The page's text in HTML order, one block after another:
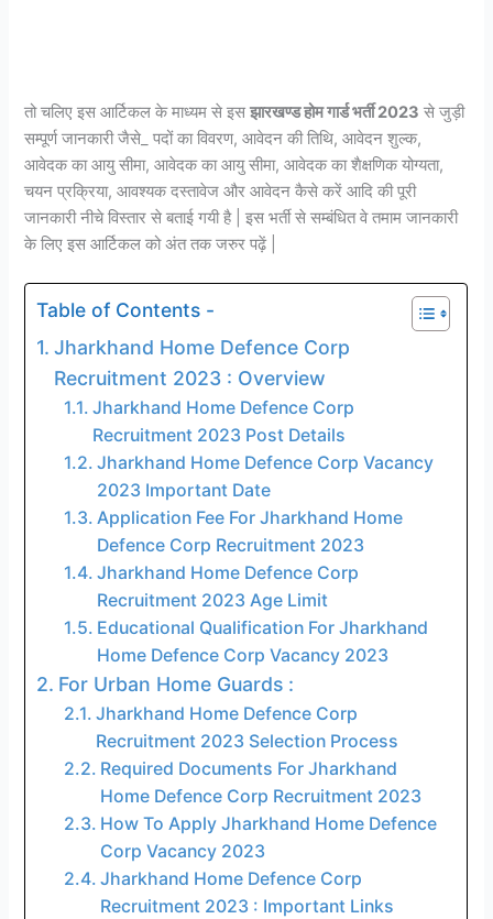
तो चलिए इस आर्टिकल के माध्यम से इसझारखण्ड होम गार्ड भर्ती 2023 से जुड़ी
सम्पूर्ण जानकारी जैसे_ पदों का विवरण, आवेदन की तिथि, आवेदन शुल्क,
आवेदक का आयु सीमा, आवेदक का आयु सीमा, आवेदक का शैक्षणिक योग्यता,
चयन प्रक्रिया, आवश्यक दस्तावेज और आवेदन कैसे करें आदि की पूरी
जानकारी नीचे विस्तार से बताई गयी है | इस भर्ती से सम्बंधित वे तमाम जानकारी
के लिए इस आर्टिकल को अंत तक जरुर पढ़ें |
Table of Contents -
Jharkhand Home Defence Corp
Recruitment 2023 : Overview
Jharkhand Home Defence Corp
Recruitment 2023 Post Details
Jharkhand Home Defence Corp Vacancy
2023 Important Date
Application Fee For Jharkhand Home
Defence Corp Recruitment 2023
Jharkhand Home Defence Corp
Recruitment 2023 Age Limit
Educational Qualification For Jharkhand
Home Defence Corp Vacancy 2023
For Urban Home Guards :
Jharkhand Home Defence Corp
Recruitment 2023 Selection Process
Required Documents For Jharkhand
Home Defence Corp Recruitment 2023
How To Apply Jharkhand Home Defence
Corp Vacancy 2023
Jharkhand Home Defence Corp
Recruitment 2023 : Important Links